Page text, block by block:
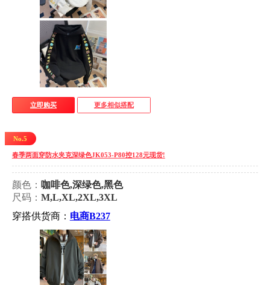
立即购买 更多相似搭配
No.5
春季两面穿防水夹克深绿色JK053-P80控128元现货!
颜色： 咖啡色,深绿色,黑色
尺码： M,L,XL,2XL,3XL
穿搭供货商： 电商B237